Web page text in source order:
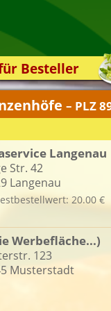
Besteller
App
– PLZ
Langenau
Str. 42
Langenau
20.00 €
Werbefläche...)
123
Musterstadt